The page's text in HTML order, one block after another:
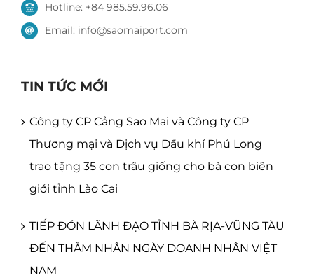
Hotline: +84 985.59.96.06
Email: info@saomaiport.com
TIN TỨC MỚI
Công ty CP Cảng Sao Mai và Công ty CP
Thương mại và Dịch vụ Dầu khí Phú Long
trao tặng 35 con trâu giống cho bà con biên
giới tỉnh Lào Cai
TIẾP ĐÓN LÃNH ĐẠO TỈNH BÀ RỊA-VŨNG TÀU
ĐẾN THĂM NHÂN NGÀY DOANH NHÂN VIỆT
NAM